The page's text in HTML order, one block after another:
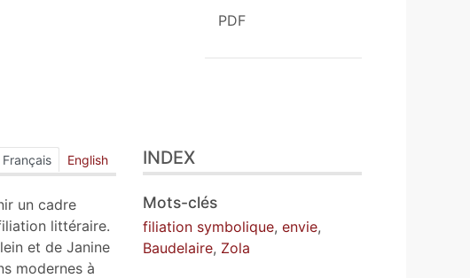
PDF
Français English
un cadre
littéraire.
et de Janine
modernes à
INDEX
Mots-clés
filiation symbolique,envie,
Baudelaire, Zola